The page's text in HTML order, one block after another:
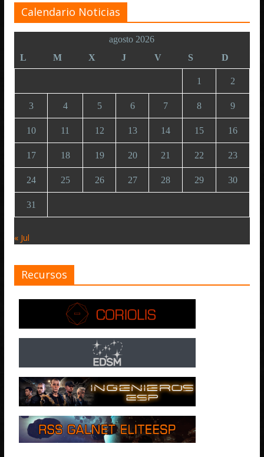
Calendario Noticias
agosto 2026
L
M X J V S D
1 2
3 4 5 6 7 8 9
10 11 12 13 14 15 16
17 18 19 20 21 22 23
24 25 26 27 28 29 30
31
« Jul
Recursos